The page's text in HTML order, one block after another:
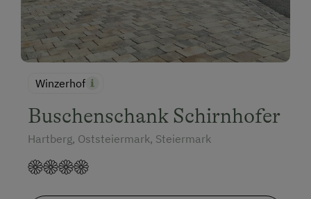
Winzerhof
Buschenschank Schirnhofer
Hartberg, Oststeiermark, Steiermark